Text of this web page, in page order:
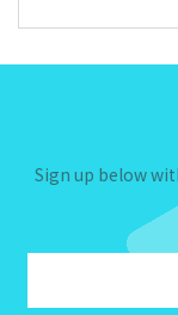
Sign up below